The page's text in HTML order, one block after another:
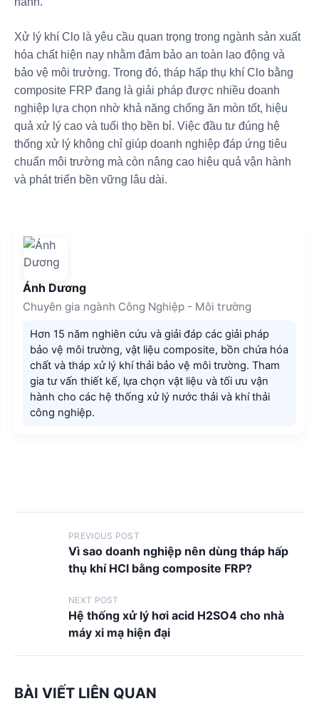
Xử lý khí Clo là yêu cầu quan trọng trong ngành sản xuất
hóa chất hiện nay nhằm đảm bảo an toàn lao động và
bảo vệ môi trường. Trong đó, tháp hấp thụ khí Clo bằng
composite FRP đang là giải pháp được nhiều doanh
nghiệp lựa chọn nhờ khả năng chống ăn mòn tốt, hiệu
quả xử lý cao và tuổi thọ bền bỉ. Việc đầu tư đúng hệ
thống xử lý không chỉ giúp doanh nghiệp đáp ứng tiêu
chuẩn môi trường mà còn nâng cao hiệu quả vận hành
và phát triển bền vững lâu dài.
Ánh Dương
Chuyên gia ngành Công Nghiệp - Môi trường
Hơn 15 năm nghiên cứu và giải đáp các giải pháp
bảo vệ môi trường, vật liệu composite, bồn chứa hóa
chất và tháp xử lý khí thải bảo vệ môi trường. Tham
gia tư vấn thiết kế, lựa chọn vật liệu và tối ưu vận
hành cho các hệ thống xử lý nước thải và khí thải
công nghiệp.
v
PREVIOUS POST
Vì sao doanh nghiệp nên dùng tháp hấp
thụ khí HCl bằng composite FRP?
NEXT POST
Hệ thống xử lý hơi acid H2SO4 cho nhà
máy xi mạ hiện đại
BÀI VIẾT LIÊN QUAN